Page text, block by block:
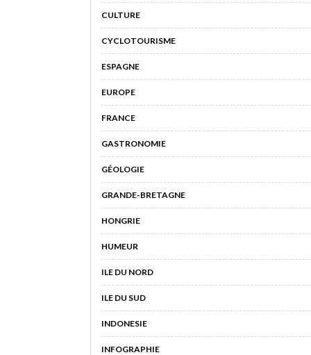
CULTURE
CYCLOTOURISME
ESPAGNE
EUROPE
FRANCE
GASTRONOMIE
GÉOLOGIE
GRANDE-BRETAGNE
HONGRIE
HUMEUR
ILE DU NORD
ILE DU SUD
INDONESIE
INFOGRAPHIE